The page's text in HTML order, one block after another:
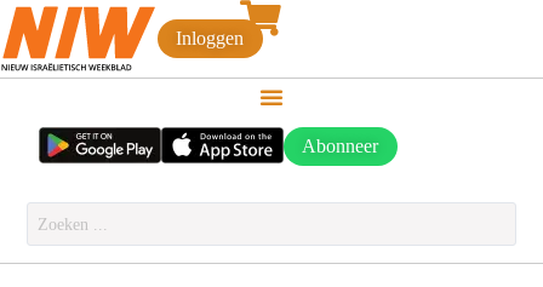
Inloggen
Abonneer